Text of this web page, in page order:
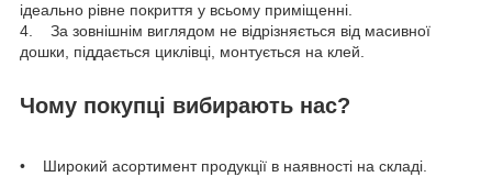
ідеально рівне покриття у всьому приміщенні.
4. За зовнішнім виглядом не відрізняється від масивної
дошки, піддається циклівці, монтується на клей.
Чому покупці вибирають нас?
• Широкий асортимент продукції в наявності на складі.